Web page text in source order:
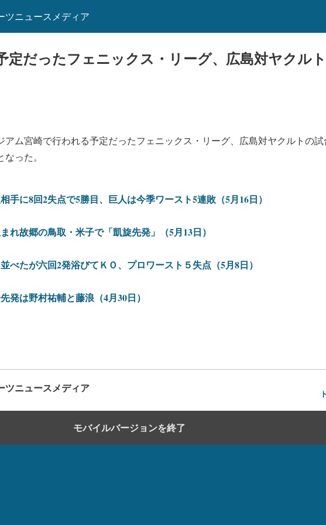
ツニュースメディア
定だったフェニックス・リーグ、広島対ヤクル
アム宮崎で行われる予定だったフェニックス・リーグ、広島対ヤクルトの
った。
手に8回2失点で5勝目、巨人は今季ワースト5連敗（5月16日）
れ故郷の鳥取・米子で「凱旋先発」（5月13日）
べたが六回2発浴びてＫＯ、プロワースト５失点（5月8日）
発は野村祐輔と藤浪（4月30日）
ツニュースメディア
モバイルバージョンを終了